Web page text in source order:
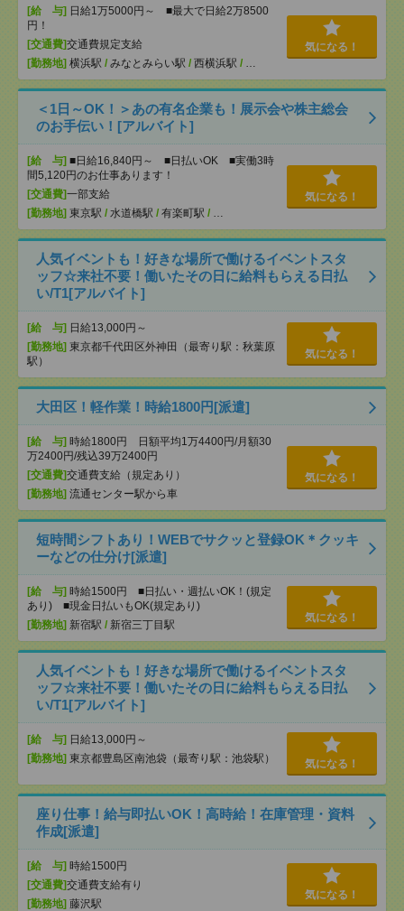
[給 与] 日給1万5000円～ ■最大で日給2万8500
円！
[交通費]交通費規定支給
[勤務地] 横浜駅 / みなとみらい駅 / 西横浜駅 / …
気になる！
＜1日～OK！＞あの有名企業も！展示会や株主総会
のお手伝い！[アルバイト]
[給 与] ■日給16,840円～ ■日払いOK ■実働3時
間5,120円のお仕事あります！
[交通費]一部支給
[勤務地] 東京駅 / 水道橋駅 / 有楽町駅 / …
気になる！
人気イベントも！好きな場所で働けるイベントスタ
ッフ☆来社不要！働いたその日に給料もらえる日払
い/T1[アルバイト]
[給 与] 日給13,000円～
[勤務地] 東京都千代田区外神田（最寄り駅：秋葉原
駅）
気になる！
大田区！軽作業！時給1800円[派遣]
[給 与] 時給1800円 日額平均1万4400円/月額30
万2400円/残込39万2400円
[交通費]交通費支給（規定あり）
[勤務地] 流通センター駅から車
気になる！
短時間シフトあり！WEBでサクッと登録OK＊クッキ
ーなどの仕分け[派遣]
[給 与] 時給1500円 ■日払い・週払いOK！(規定
あり) ■現金日払いもOK(規定あり)
[勤務地] 新宿駅 / 新宿三丁目駅
気になる！
人気イベントも！好きな場所で働けるイベントスタ
ッフ☆来社不要！働いたその日に給料もらえる日払
い/T1[アルバイト]
[給 与] 日給13,000円～
[勤務地] 東京都豊島区南池袋（最寄り駅：池袋駅） 気になる！
座り仕事！給与即払いOK！高時給！在庫管理・資料
作成[派遣]
[給 与] 時給1500円
[交通費]交通費支給有り
[勤務地] 藤沢駅
気になる！